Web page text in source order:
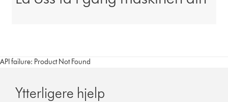
API failure: Product Not Found
Ytterligere hjelp